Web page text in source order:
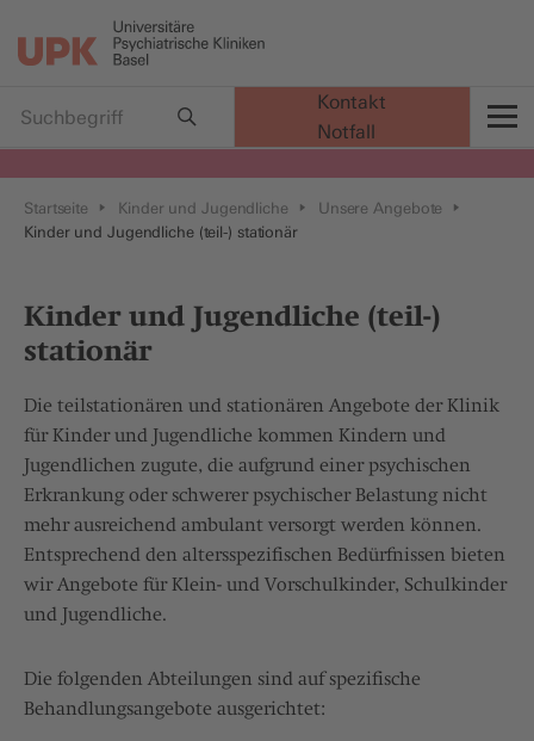
Startseite Kinder und Jugendliche
Unsere Angebote
Kinder und Jugendliche (teil-) stationär
Kinder und Jugendliche (teil-)
stationär
Die teilstationären und stationären Angebote der Klinik
für Kinder und Jugendliche kommen Kindern und
Jugendlichen zugute, die aufgrund einer psychischen
Erkrankung oder schwerer psychischer Belastung nicht
mehr ausreichend ambulant versorgt werden können.
Entsprechend den altersspezifischen Bedürfnissen bieten
wir Angebote für Klein- und Vorschulkinder, Schulkinder
und Jugendliche.
Die folgenden Abteilungen sind auf spezifische
Behandlungsangebote ausgerichtet:
Kontakt
Notfall